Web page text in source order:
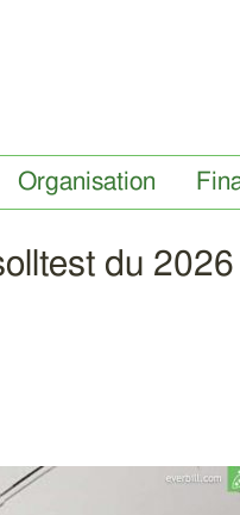
Organisation
du 2026